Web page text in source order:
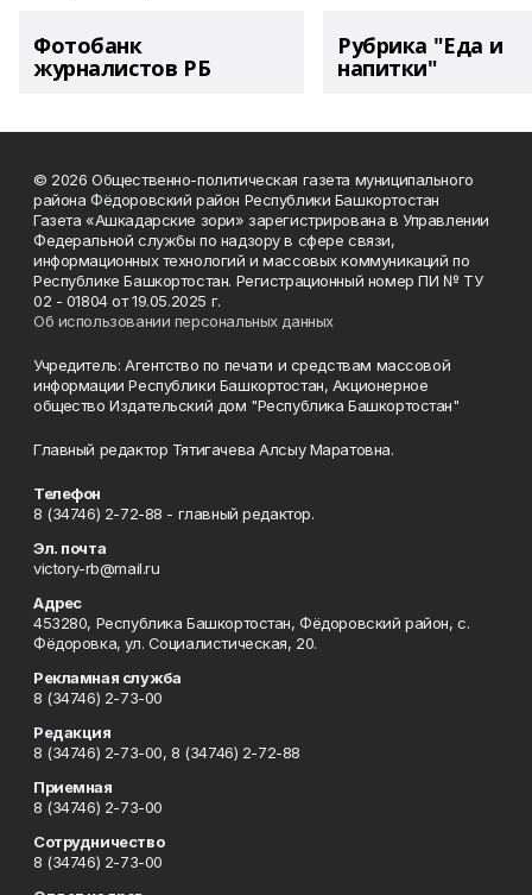
Фотобанк
журналистов РБ
Рубрика "Еда и
напитки"
© 2026 Общественно-политическая газета муниципального
района Фёдоровский район Республики Башкортостан
Газета «Ашкадарские зори» зарегистрирована в Управлении
Федеральной службы по надзору в сфере связи,
информационных технологий и массовых коммуникаций по
Республике Башкортостан. Регистрационный номер ПИ № ТУ
02 - 01804 от 19.05.2025 г.
Об использовании персональных данных
Учредитель: Агентство по печати и средствам массовой
информации Республики Башкортостан, Акционерное
общество Издательский дом "Республика Башкортостан"
Главный редактор Тятигачева Алсыу Маратовна.
Телефон
8 (34746) 2-72-88 - главный редактор.
Эл. почта
victory-rb@mail.ru
Адрес
453280, Республика Башкортостан, Фёдоровский район, с.
Фёдоровка, ул. Социалистическая, 20.
Рекламная служба
8 (34746) 2-73-00
Редакция
8 (34746) 2-73-00, 8 (34746) 2-72-88
Приемная
8 (34746) 2-73-00
Сотрудничество
8 (34746) 2-73-00